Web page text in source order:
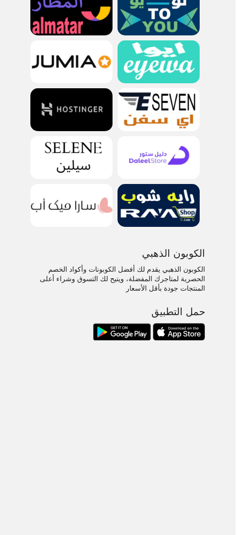
الكوبون الذهبي
الكوبون الذهبي يقدم لك أفضل الكوبونات وأكواد الخصم
الحصرية لمتاجرك المفضلة، ويتيح لك التسوق وشراء أعلى
المنتجات جودة بأقل الأسعار
حمل التطبيق